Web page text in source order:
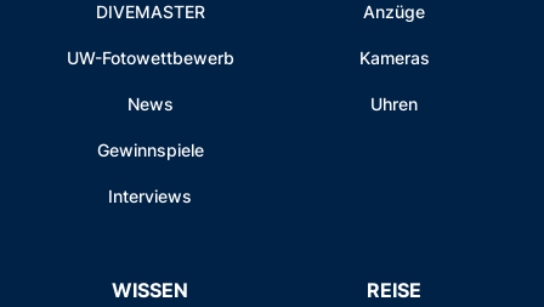
DIVEMASTER
UW-Fotowettbewerb
News
Gewinnspiele
Interviews
Anzüge
Kameras
Uhren
WISSEN REISE